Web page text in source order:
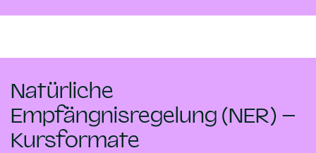
Natürliche
Empfängnisregelung (NER) –
Kursformate